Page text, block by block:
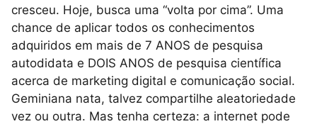
cresceu. Hoje, busca uma “volta por cima”. Uma
chance de aplicar todos os conhecimentos
adquiridos em mais de 7 ANOS de pesquisa
autodidata e DOIS ANOS de pesquisa científica
acerca de marketing digital e comunicação social.
Geminiana nata, talvez compartilhe aleatoriedade
vez ou outra. Mas tenha certeza: a internet pode